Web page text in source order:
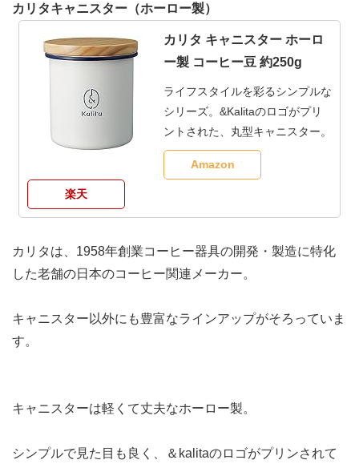
カリタキャニスター（ホーロー製）
カリタ キャニスター ホーロ
ー製 コーヒー豆 約250g
ライフスタイルを彩るシンプルな
シリーズ。&Kalitaのロゴがプリ
ントされた、丸型キャニスター。
Amazon
楽天
カリタは、1958年創業コーヒー器具の開発・製造に特化
した老舗の日本のコーヒー関連メーカー。
キャニスター以外にも豊富なラインアップがそろっていま
す。
キャニスターは軽くて丈夫なホーロー製。
シンプルで見た目も良く、＆kalitaのロゴがプリンされて